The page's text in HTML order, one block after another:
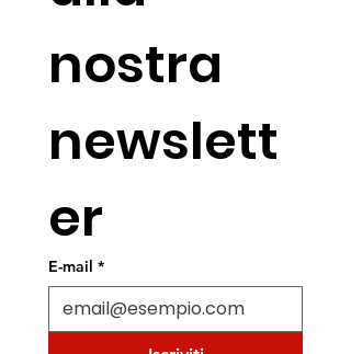
nostra
newslett
er
E-mail *